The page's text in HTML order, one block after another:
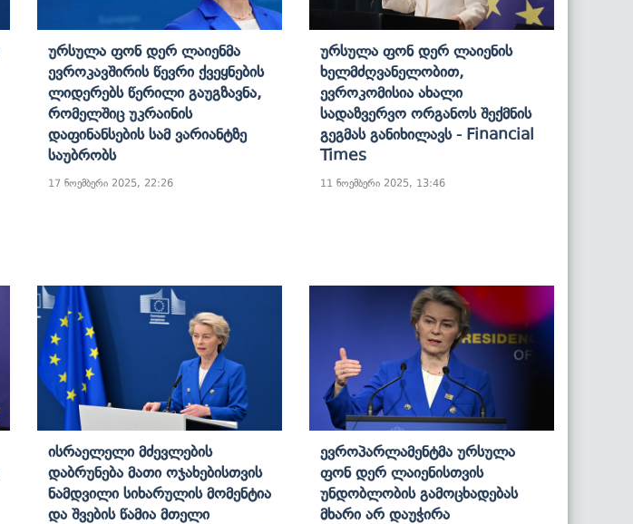
Ურსულა Ფონ Დერ Ლაიენმა
Ევროკავშირის Წევრი Ქვეყნების
Ლიდერებს Წერილი Გაუგზავნა,
Რომელშიც Უკრაინის
Დაფინანსების Სამ Ვარიანტზე
Საუბრობს
17 ნოემბერი 2025, 22:26
Ურსულა Ფონ Დერ Ლაიენის
Ხელმძღვანელობით,
Ევროკომისია Ახალი
Სადაზვერვო Ორგანოს Შექმნის
Გეგმას Განიხილავს - Financial
Times
11 ნოემბერი 2025, 13:46
Ისრაელელი Მძევლების
Დაბრუნება Მათი Ოჯახებისთვის
Ნამდვილი Სიხარულის Მომენტია
Და Შვების Წამია Მთელი
Ევროპარლამენტმა Ურსულა
Ფონ Დერ Ლაიენისთვის
Უნდობლობის Გამოცხადებას
Მხარი Არ Დაუჭირა